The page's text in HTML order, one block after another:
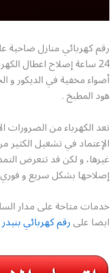
رقم كهربائي منازل ضاحية
24 ساعة إصلاح اعطال
أضواء مخفية في الديكور
هود المطبخ .
تعد الكهرباء من الضرورات
الإعتماد في تشغيل
غيرها، و لكن قد تتعرض
إصلاحها بشكل سريع و
خدمات متاحة على مدار
ايضا علىرقم كهربائي بنيدر